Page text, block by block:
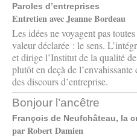
Paroles d’entreprises
Entretien avec Jeanne Bordeau
Les idées ne voyagent pas
valeur déclarée : le sens.
et dirige l’Institut de la qualité
plutôt en deçà de
des discours d’entreprise.
Bonjour l’ancêtre
François de Neufchâteau, la
par Robert Damien